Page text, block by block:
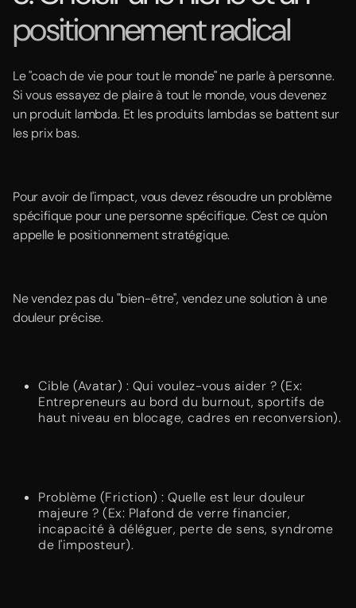
positionnement radical
Le "coach de vie pour tout le monde" ne parle à personne.
Si vous essayez de plaire à tout le monde, vous devenez
un produit lambda. Et les produits lambdas se battent sur
les prix bas.
Pour avoir de l'impact, vous devez résoudre un problème
spécifique pour une personne spécifique. C'est ce qu'on
appelle le positionnement stratégique.
Ne vendez pas du "bien-être", vendez une solution à une
douleur précise.
Cible (Avatar) : Qui voulez-vous aider ? (Ex:
Entrepreneurs au bord du burnout, sportifs de
haut niveau en blocage, cadres en reconversion).
Problème (Friction) : Quelle est leur douleur
majeure ? (Ex: Plafond de verre financier,
incapacité à déléguer, perte de sens, syndrome
de l'imposteur).